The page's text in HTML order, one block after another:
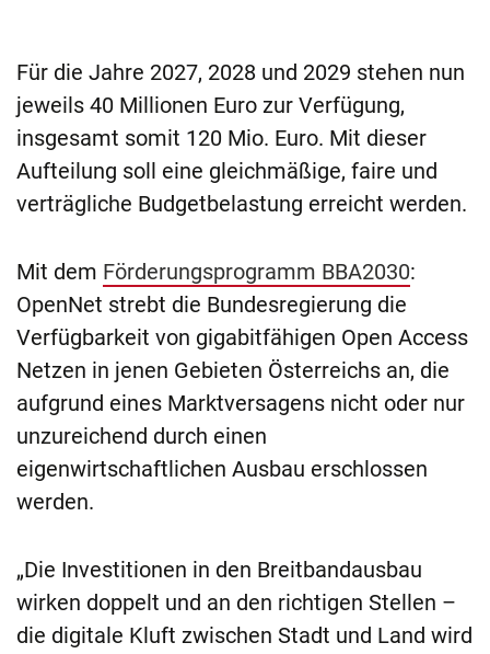
Für die Jahre 2027, 2028 und 2029 stehen nun
jeweils 40 Millionen Euro zur Verfügung,
insgesamt somit 120 Mio. Euro. Mit dieser
Aufteilung soll eine gleichmäßige, faire und
verträgliche Budgetbelastung erreicht werden.
Mit dem Förderungsprogramm BBA2030:
OpenNet strebt die Bundesregierung die
Verfügbarkeit von gigabitfähigen Open Access
Netzen in jenen Gebieten Österreichs an, die
aufgrund eines Marktversagens nicht oder nur
unzureichend durch einen
eigenwirtschaftlichen Ausbau erschlossen
werden.
„Die Investitionen in den Breitbandausbau
wirken doppelt und an den richtigen Stellen –
die digitale Kluft zwischen Stadt und Land wird